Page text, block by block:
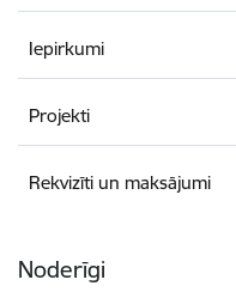
Iepirkumi
Projekti
Rekvizīti un maksājumi
Noderīgi